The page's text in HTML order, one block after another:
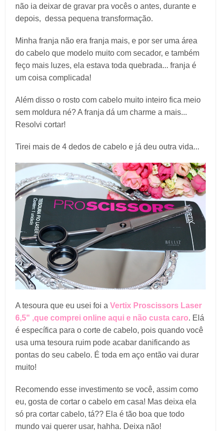
não ia deixar de gravar pra vocês o antes, durante e
depois, dessa pequena transformação.
Minha franja não era franja mais, e por ser uma área
do cabelo que modelo muito com secador, e também
feço mais luzes, ela estava toda quebrada... franja é
um coisa complicada!
Além disso o rosto com cabelo muito inteiro fica meio
sem moldura né? A franja dá um charme a mais...
Resolvi cortar!
Tirei mais de 4 dedos de cabelo e já deu outra vida...
A tesoura que eu usei foi a Vertix Proscissors Laser
6,5" ,que comprei online aqui e não custa caro. Elá
é específica para o corte de cabelo, pois quando você
usa uma tesoura ruim pode acabar danificando as
pontas do seu cabelo. É toda em aço então vai durar
muito!
Recomendo esse investimento se você, assim como
eu, gosta de cortar o cabelo em casa! Mas deixa ela
só pra cortar cabelo, tá?? Ela é tão boa que todo
mundo vai querer usar, hahha. Deixa não!